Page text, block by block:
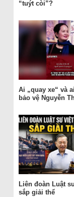
“tuýt còi”?
Ai „quay xe“ và
bảo vệ Nguyễn
Liên đoàn Luật
sắp giải thể